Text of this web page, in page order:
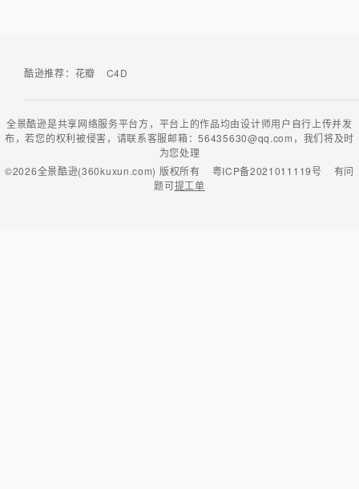
酷逊推荐： 花瓣 C4D
全景酷逊是共享网络服务平台方，平台上的作品均由设计师用户自行上传并发
布，若您的权利被侵害，请联系客服邮箱：56435630@qq.com，我们将及时
为您处理
©2026全景酷逊(360kuxun.com) 版权所有 粤ICP备2021011119号
有问
题可提工单